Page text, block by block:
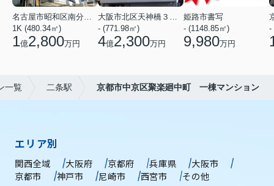
1K (480.34㎡)
1億2,800万円
- (771.98㎡)
4億2,300万円
姫路市書写
- (1148.85㎡)
9,980万円
-
一覧 二条駅 京都市中京区聚楽廻中町 一棟マンション
エリア別
関西全域 大阪府 京都府 兵庫県
大阪市
京都市
神戸市 尼崎市 西宮市 その他